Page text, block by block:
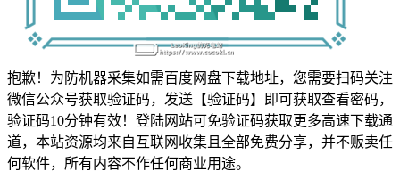
抱歉！为防机器采集如需百度网盘下载地址，您需要扫码关注
微信公众号获取验证码，发送【验证码】即可获取查看密码，
验证码10分钟有效！登陆网站可免验证码获取更多高速下载通
道， 本站资源均来自互联网收集且全部免费分享，并不贩卖任
何软件，所有内容不作任何商业用途。